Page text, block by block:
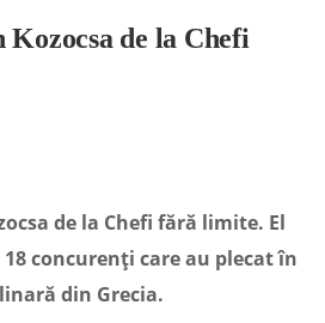
Kozocsa de la Chefi
de la Chefi fără limite. El
concurenți care au plecat în
din Grecia.